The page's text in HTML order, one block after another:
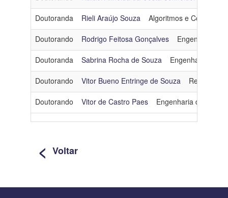
Categoria
Doutoranda Rieli Araújo Souza Algoritmos e
Doutorando Rodrigo Feitosa Gonçalves Engenharia de
Doutoranda Sabrina Rocha de Souza Engenharia de
Doutorando Vitor Bueno Entringe de Souza Redes de
Doutorando Vitor de Castro Paes Engenharia de
< Voltar